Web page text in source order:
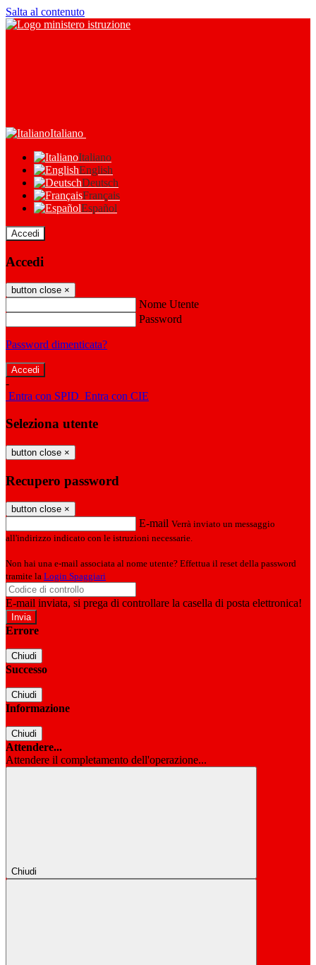
Salta al contenuto
Italiano
Italiano
English
Deutsch
Français
Español
Accedi
Accedi
button close ×
Nome Utente
Password
Password dimenticata?
-
Entra con SPID Entra con CIE
Seleziona utente
button close ×
Recupero password
button close ×
E-mail Verrà inviato un messaggio
all'indirizzo indicato con le istruzioni necessarie.
Non hai una e-mail associata al nome utente? Effettua il reset della password
tramite la Login Spaggiari
E-mail inviata, si prega di controllare la casella di posta elettronica!
Errore
Chiudi
Successo
Chiudi
Informazione
Chiudi
Attendere...
Attendere il completamento dell'operazione...
Chiudi